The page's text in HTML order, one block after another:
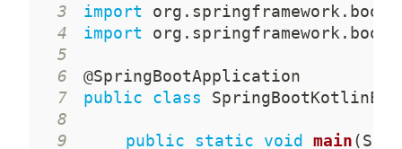
3
import org . springframework . boot
4
import org . springframework . boot
5
6
@SpringBootApplication
7
public class
8
9
public static void main(